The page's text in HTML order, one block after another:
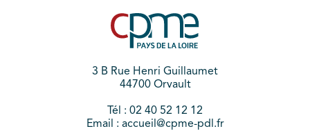
3 B Rue Henri Guillaumet
44700 Orvault
Tél : 02 40 52 12 12
Email : accueil@cpme-pdl.fr